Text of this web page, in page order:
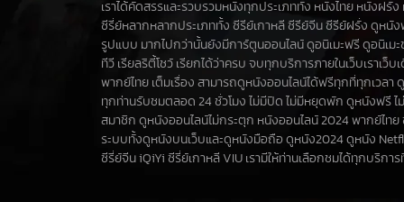
เราได้คัดสรรและรวบรวมหนังทุกประเภททั้ง หนังไทย หนังฝรั่ง
ซีรี่ย์หลากหลากประเภททั้ง ซีรีย์เกาหลี ซีรีย์จีน ซีรีย์ฝรั่ง ดูหนั
รูปแบบ มากไปกว่านั้นยังมีการ์ตูนออนไลน์ ดูอนิเมะฟรี ดูอนิเมะ
ทีวี เรียลริตี้โชว์ เรียกได้ว่าครบ จบทุกบริการภายในเว็บเราเว็
พากย์ไทย เต็มเรื่อง สามารถดูหนังออนไลน์ได้ฟรีทุกที่ทุกเวลา
ทุกท่านรับชมตลอด 24 ชั่วโมง ไม่มีปิด ไม่มีหยุดพัก ดูหนังฟรี ไ
สมาชิก ดูหนังออนไลน์ไม่กระตุก หนังออนไลน์ 2024 พากย์ไทย
ระบบทั้งดูหนังบนเว็บและดูหนังมือถือ ดูหนัง2024 ดูหนัง
ซีรี่ย์จีน iQiYi ซีรี่ย์เกาหลี VIU เรามีให้ท่านเลือกชมได้ทุกบริกา